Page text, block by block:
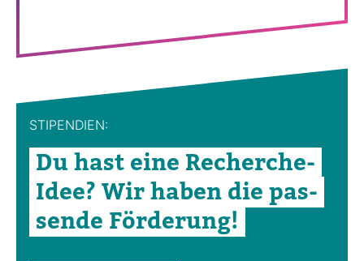
STI­PEN­DIEN:
Du hast eine Recherche-​
Idee? Wir haben die pas­
sende För­de­rung!